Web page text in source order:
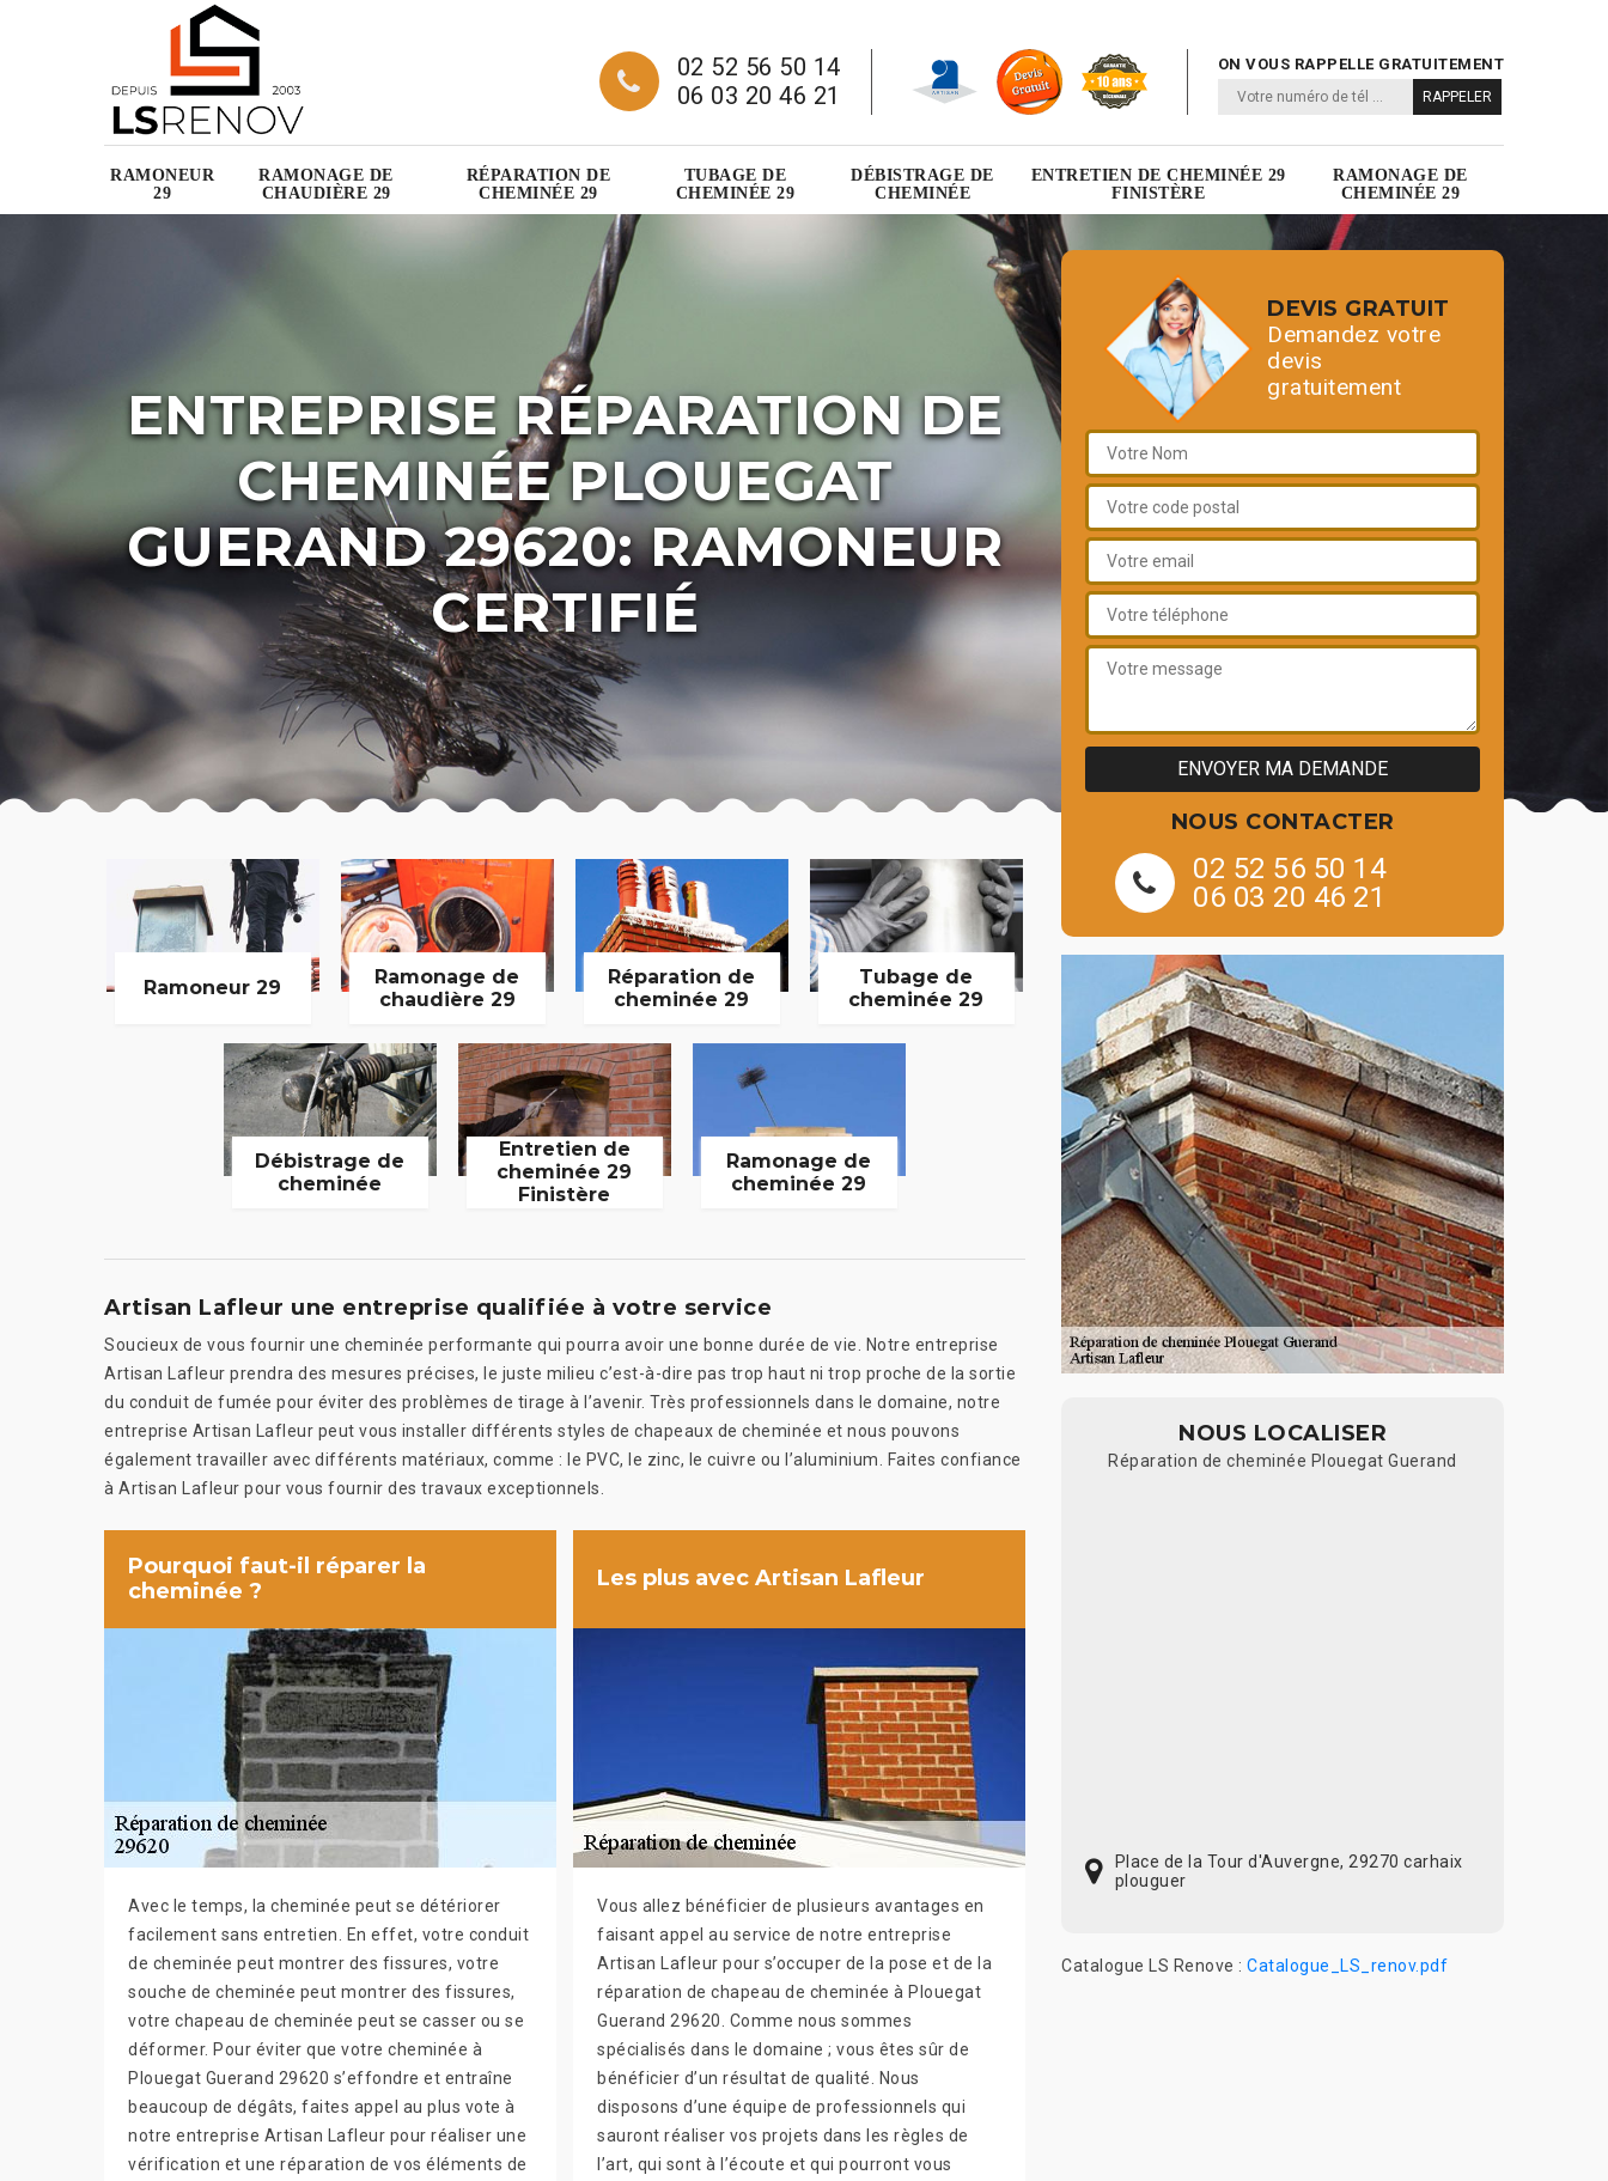
02 52 56 50 14
06 03 20 46 21
ON VOUS RAPPELLE GRATUITEMENT
RAMONEUR
29
RAMONAGE DE
CHAUDIÈRE 29
RÉPARATION DE
CHEMINÉE 29
TUBAGE DE
CHEMINÉE 29
DÉBISTRAGE DE
CHEMINÉE
ENTRETIEN DE CHEMINÉE 29
FINISTÈRE
RAMONAGE DE
CHEMINÉE 29
ENTREPRISE RÉPARATION DE
CHEMINÉE PLOUEGAT
GUERAND 29620: RAMONEUR
CERTIFIÉ
Ramoneur 29
Ramonage de
chaudière 29
Réparation de
cheminée 29
Tubage de
cheminée 29
Débistrage de
cheminée
Entretien de
cheminée 29
Finistère
Ramonage de
cheminée 29
Artisan Lafleur une entreprise qualifiée à votre service
Soucieux de vous fournir une cheminée performante qui pourra avoir une bonne durée de vie. Notre entreprise
Artisan Lafleur prendra des mesures précises, le juste milieu c’est-à-dire pas trop haut ni trop proche de la sortie
du conduit de fumée pour éviter des problèmes de tirage à l’avenir. Très professionnels dans le domaine, notre
entreprise Artisan Lafleur peut vous installer différents styles de chapeaux de cheminée et nous pouvons
également travailler avec différents matériaux, comme : le PVC, le zinc, le cuivre ou l’aluminium. Faites confiance
à Artisan Lafleur pour vous fournir des travaux exceptionnels.
Pourquoi faut-il réparer la
cheminée ?
Avec le temps, la cheminée peut se détériorer
facilement sans entretien. En effet, votre conduit
de cheminée peut montrer des fissures, votre
souche de cheminée peut montrer des fissures,
votre chapeau de cheminée peut se casser ou se
déformer. Pour éviter que votre cheminée à
Plouegat Guerand 29620 s’effondre et entraîne
beaucoup de dégâts, faites appel au plus vote à
notre entreprise Artisan Lafleur pour réaliser une
vérification et une réparation de vos éléments de
Les plus avec Artisan Lafleur
Vous allez bénéficier de plusieurs avantages en
faisant appel au service de notre entreprise
Artisan Lafleur pour s’occuper de la pose et de la
réparation de chapeau de cheminée à Plouegat
Guerand 29620. Comme nous sommes
spécialisés dans le domaine ; vous êtes sûr de
bénéficier d’un résultat de qualité. Nous
disposons d’une équipe de professionnels qui
sauront réaliser vos projets dans les règles de
l’art, qui sont à l’écoute et qui pourront vous
DEVIS GRATUIT
Demandez votre
devis
gratuitement
NOUS CONTACTER
02 52 56 50 14
06 03 20 46 21
NOUS LOCALISER
Réparation de cheminée Plouegat Guerand
Place de la Tour d'Auvergne, 29270 carhaix
plouguer
Catalogue LS Renove : Catalogue_LS_renov.pdf